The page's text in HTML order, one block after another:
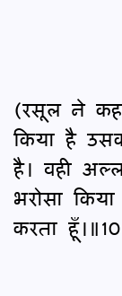
(रसूल ने
किया है
है। वही
भरोसा
करता